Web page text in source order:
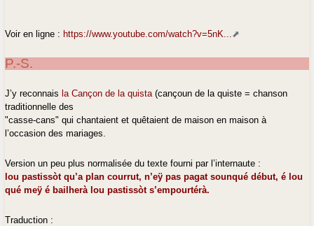
Voir en ligne : https://www.youtube.com/watch?v=5nK...
P.-S.
J’y reconnais la Cançon de la quista (cançoun de la quiste = chanson
traditionnelle des
"casse-cans" qui chantaient et quêtaient de maison en maison à
l’occasion des mariages.
Version un peu plus normalisée du texte fourni par l’internaute :
lou pastissòt qu’a plan courrut, n’eÿ pas pagat sounqué début, é lou
qué meÿ é bailherà lou pastissòt s’empourtérà.
Traduction :